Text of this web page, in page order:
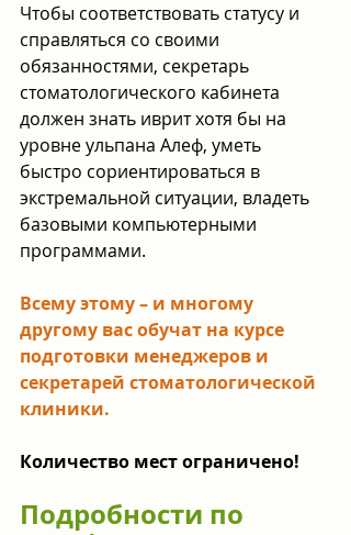
Чтобы соответствовать статусу и
справляться со своими
обязанностями, секретарь
стоматологического кабинета
должен знать иврит хотя бы на
уровне ульпана Алеф, уметь
быстро сориентироваться в
экстремальной ситуации, владеть
базовыми компьютерными
программами.
Всему этому – и многому
другому вас обучат на курсе
подготовки менеджеров и
секретарей стоматологической
клиники.
Количество мест ограничено!
Подробности по